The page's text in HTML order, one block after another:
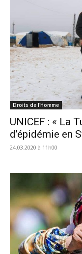
Droits de l'Homme
UNICEF : « La
d’épidémie en
24.03.2020 à 11h00